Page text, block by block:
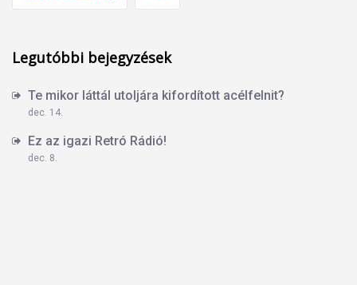
Legutóbbi bejegyzések
Te mikor láttál utoljára kifordított acélfelnit?
dec. 14.
Ez az igazi Retró Rádió!
dec. 8.